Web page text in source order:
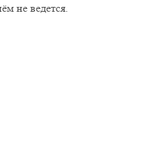
не ведется.